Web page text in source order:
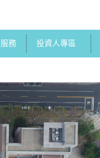
務 投資人專區